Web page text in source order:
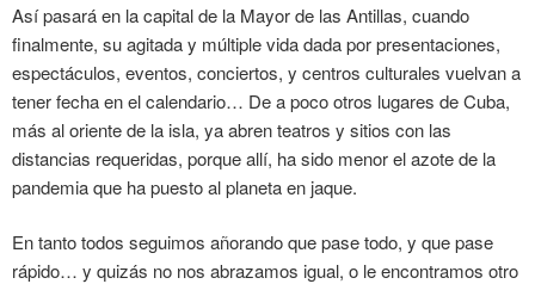
Así pasará en la capital de la Mayor de las Antillas, cuando
finalmente, su agitada y múltiple vida dada por presentaciones,
espectáculos, eventos, conciertos, y centros culturales vuelvan a
tener fecha en el calendario… De a poco otros lugares de Cuba,
más al oriente de la isla, ya abren teatros y sitios con las
distancias requeridas, porque allí, ha sido menor el azote de la
pandemia que ha puesto al planeta en jaque.
En tanto todos seguimos añorando que pase todo, y que pase
rápido… y quizás no nos abrazamos igual, o le encontramos otro